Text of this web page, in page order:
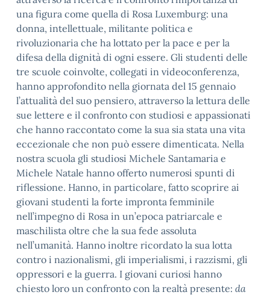
una figura come quella di Rosa Luxemburg: una
donna, intellettuale, militante politica e
rivoluzionaria che ha lottato per la pace e per la
difesa della dignità di ogni essere. Gli studenti delle
tre scuole coinvolte, collegati in videoconferenza,
hanno approfondito nella giornata del 15 gennaio
l’attualità del suo pensiero, attraverso la lettura delle
sue lettere e il confronto con studiosi e appassionati
che hanno raccontato come la sua sia stata una vita
eccezionale che non può essere dimenticata. Nella
nostra scuola gli studiosi Michele Santamaria e
Michele Natale hanno offerto numerosi spunti di
riflessione. Hanno, in particolare, fatto scoprire ai
giovani studenti la forte impronta femminile
nell’impegno di Rosa in un’epoca patriarcale e
maschilista oltre che la sua fede assoluta
nell’umanità. Hanno inoltre ricordato la sua lotta
contro i nazionalismi, gli imperialismi, i razzismi, gli
oppressori e la guerra. I giovani curiosi hanno
chiesto loro un confronto con la realtà presente: da